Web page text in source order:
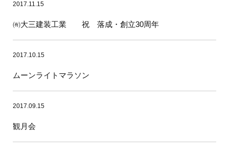
2017.11.15
㈲大三建装工業 祝 落成・創立30周年
2017.10.15
ムーンライトマラソン
2017.09.15
観月会